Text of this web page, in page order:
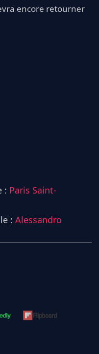
encore retourner
: Paris Saint-
: Alessandro